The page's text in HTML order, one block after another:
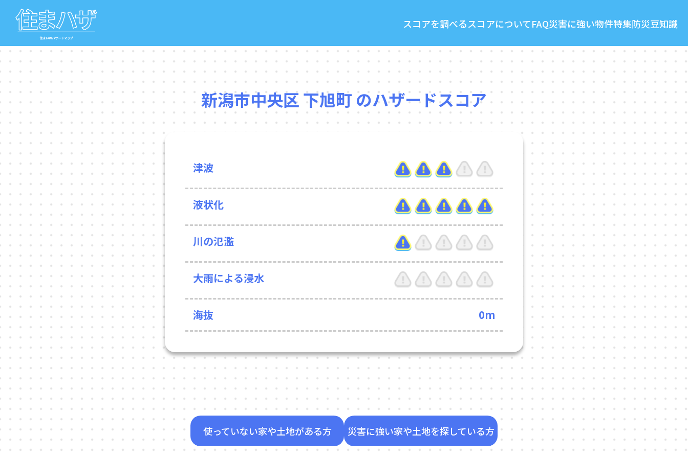
スコアを調べるスコアについてFAQ災害に強い物件特集防災豆知識
新潟市中央区 下旭町 のハザードスコア
津波
液状化
川の氾濫
大雨による浸水
海抜 0m
使っていない家や土地がある方 災害に強い家や土地を探している方